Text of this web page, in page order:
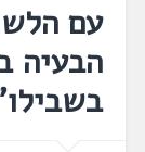
עם
הבעיה